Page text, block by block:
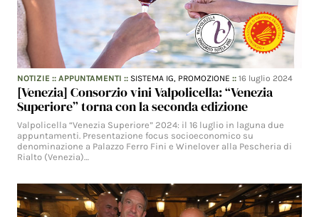
NOTIZIE ::APPUNTAMENTI :: SISTEMA IG, PROMOZIONE ::16 luglio 2024
[Venezia] Consorzio vini Valpolicella: “Venezia
Superiore” torna con la seconda edizione
Valpolicella “Venezia Superiore” 2024: il 16 luglio in laguna due
appuntamenti. Presentazione focus socioeconomico su
denominazione a Palazzo Ferro Fini e Winelover alla Pescheria di
Rialto (Venezia)…